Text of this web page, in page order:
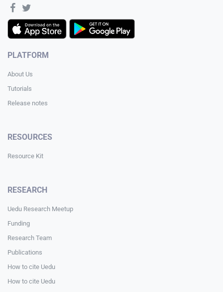
PLATFORM
About Us
Tutorials
Release notes
RESOURCES
Resource Kit
RESEARCH
Uedu Research Meetup
Funding
Research Team
Publications
How to cite Uedu
How to cite Uedu